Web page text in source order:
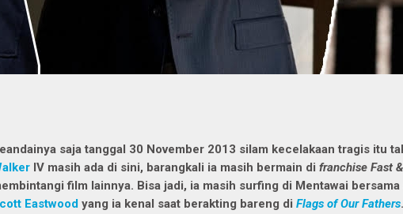
saja tanggal 30 November 2013 silam kecelakaan tragis itu
IV masih ada di sini, barangkali ia masih bermain di franchise Fast
film lainnya. Bisa jadi, ia masih surfing di Mentawai bersama
Eastwood yang ia kenal saat berakting bareng di Flags of Our Fathers